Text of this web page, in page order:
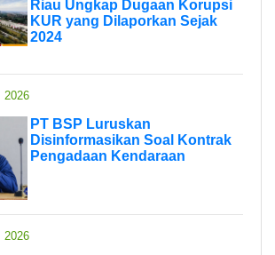
Riau Ungkap Dugaan Korupsi
KUR yang Dilaporkan Sejak
2024
2026
PT BSP Luruskan
Disinformasikan Soal Kontrak
Pengadaan Kendaraan
2026